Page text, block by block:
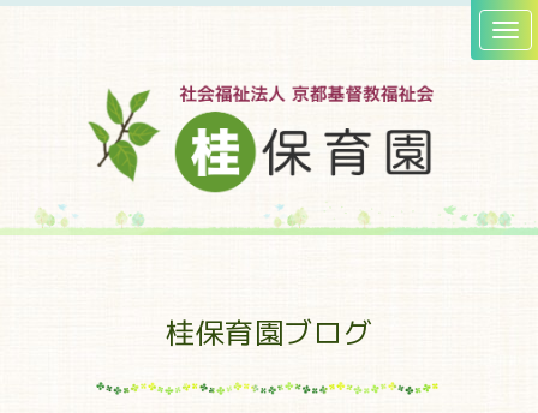
桂保育園ブログ